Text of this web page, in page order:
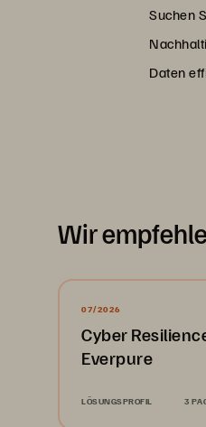
Suchen
Daten
Wir
07/2026
Cyber
Everpure
LÖSUNGSPROFIL 3